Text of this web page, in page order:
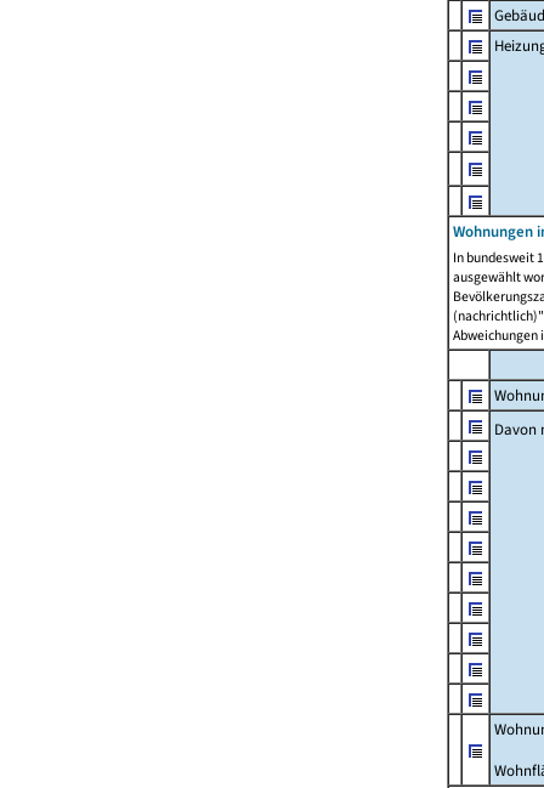
Wohnungen
In bundesweit
ausgewählt
Abweichungen
Davon